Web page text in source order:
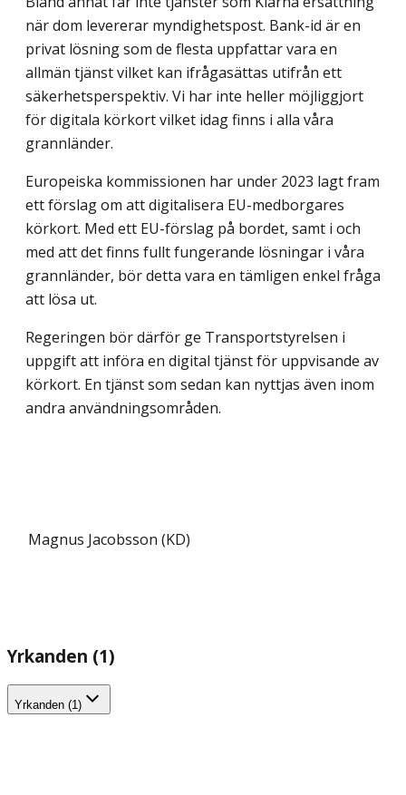
när dom levererar myndighetspost. Bank-id är en
privat lösning som de flesta uppfattar vara en
allmän tjänst vilket kan ifrågasättas utifrån ett
säkerhets­perspektiv. Vi har inte heller möjliggjort
för digitala körkort vilket idag finns i alla våra
grannländer.
Europeiska kommissionen har under 2023 lagt fram
ett förslag om att digitalisera EU-medborgares
körkort. Med ett EU-förslag på bordet, samt i och
med att det finns fullt fungerande lösningar i våra
grannländer, bör detta vara en tämligen enkel fråga
att lösa ut.
Regeringen bör därför ge Transportstyrelsen i
uppgift att införa en digital tjänst för uppvisande av
körkort. En tjänst som sedan kan nyttjas även inom
andra användnings­områden.
Magnus Jacobsson (KD)
Yrkanden (1)
Yrkanden (1)